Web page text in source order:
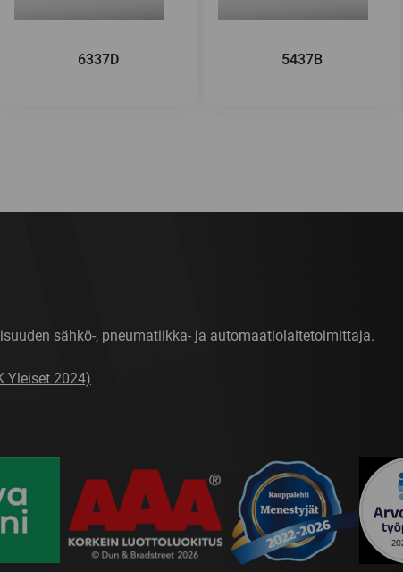
6337D 5437B
sähkö-, pneumatiikka- ja automaatiolaitetoimittaja.
Yleiset 2024)